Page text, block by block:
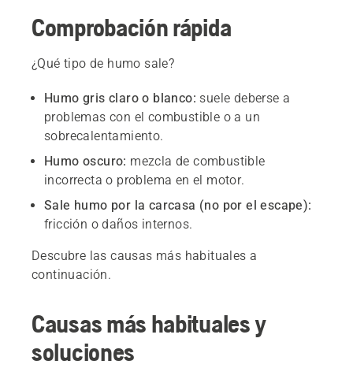
Comprobación rápida
¿Qué tipo de humo sale?
Humo gris claro o blanco: suele deberse a
problemas con el combustible o a un
sobrecalentamiento.
Humo oscuro: mezcla de combustible
incorrecta o problema en el motor.
Sale humo por la carcasa (no por el escape):
fricción o daños internos.
Descubre las causas más habituales a
continuación.
Causas más habituales y
soluciones